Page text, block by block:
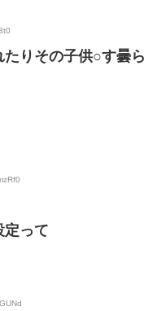
りその子供○す曇ら
定って